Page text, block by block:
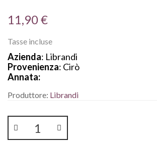
11,90 €
Tasse incluse
Azienda: Librandi
Provenienza: Cirò
Annata:
Produttore: Librandi